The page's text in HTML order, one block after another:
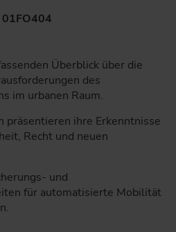
Überblick über die
des
im urbanen Raum.
präsentieren ihre Erkenntnisse
Recht und neuen
und
für automatisierte Mobilität